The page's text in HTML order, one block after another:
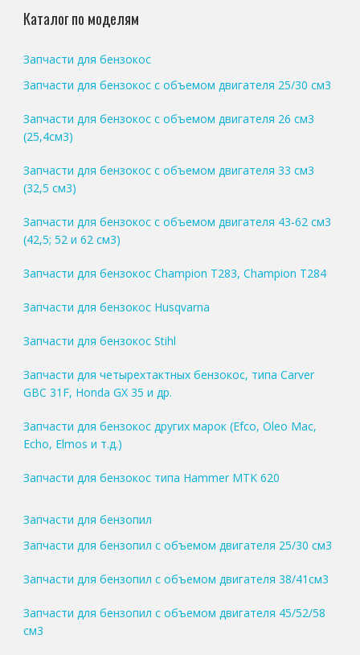
Каталог по моделям
Запчасти для бензокос
Запчасти для бензокос с объемом двигателя 25/30 см3
Запчасти для бензокос с объемом двигателя 26 см3
(25,4см3)
Запчасти для бензокос с объемом двигателя 33 см3
(32,5 см3)
Запчасти для бензокос с объемом двигателя 43-62 см3
(42,5; 52 и 62 см3)
Запчасти для бензокос Champion T283, Champion T284
Запчасти для бензокос Husqvarna
Запчасти для бензокос Stihl
Запчасти для четырехтактных бензокос, типа Carver
GBC 31F, Honda GX 35 и др.
Запчасти для бензокос других марок (Efco, Oleo Mac,
Echo, Elmos и т.д.)
Запчасти для бензокос типа Hammer MTK 620
Запчасти для бензопил
Запчасти для бензопил с объемом двигателя 25/30 см3
Запчасти для бензопил с объемом двигателя 38/41см3
Запчасти для бензопил с объемом двигателя 45/52/58
см3